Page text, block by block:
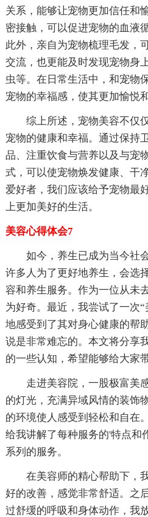
关系，能够让宠物更加信任和
密接触，可以促进宠物的血液
此外，亲自为宠物梳理毛发，
交流，也更能及时发现宠物身
虫等。在日常生活中，和宠物
宠物的幸福感，使其更加愉悦
综上所述，宠物美容不仅
宠物的健康和幸福。通过保持
品、注重饮食与营养以及与宠
式，可以使宠物焕发健康、干
爱好者，我们应该给予宠物最
上更加美好的生活。
美容心得体会7
如今，养生已成为当今社
许多人为了更好地养生，会选
容和养生服务。作为一位从未
为好奇。最近，我尝试了一次
地感受到了其对身心健康的帮
说是非常难忘的。本文将分享
的一些认知，希望能够给大家
走进美容院，一股极富美
的灯光，充满异域风情的装饰
的环境使人感受到轻松和自在
给我讲解了每种服务的'特点和
系列的服务。
在美容师的精心帮助下，
好的改善，感觉非常舒适。之
过舒缓的呼吸和身体动作，我